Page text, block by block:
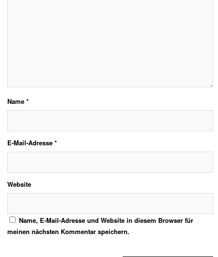
Name *
E-Mail-Adresse *
Website
Name, E-Mail-Adresse und Website in diesem Browser für
meinen nächsten Kommentar speichern.